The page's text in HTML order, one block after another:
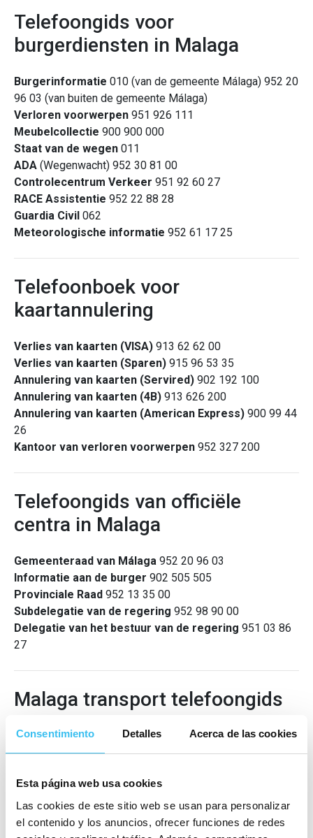
Consentimiento Detalles Acerca de las cookies
Esta página web usa cookies
Las cookies de este sitio web se usan para personalizar
el contenido y los anuncios, ofrecer funciones de redes
Telefoongids voor
burgerdiensten in Malaga
Burgerinformatie 010 (van de gemeente Málaga) 952 20
96 03 (van buiten de gemeente Málaga)
Verloren voorwerpen 951 926 111
Meubelcollectie 900 900 000
Staat van de wegen 011
ADA (Wegenwacht) 952 30 81 00
Controlecentrum Verkeer 951 92 60 27
RACE Assistentie 952 22 88 28
Guardia Civil 062
Meteorologische informatie 952 61 17 25
Telefoonboek voor
kaartannulering
Verlies van kaarten (VISA) 913 62 62 00
Verlies van kaarten (Sparen) 915 96 53 35
Annulering van kaarten (Servired) 902 192 100
Annulering van kaarten (4B) 913 626 200
Annulering van kaarten (American Express) 900 99 44
26
Kantoor van verloren voorwerpen 952 327 200
Telefoongids van officiële
centra in Malaga
Gemeenteraad van Málaga 952 20 96 03
Informatie aan de burger 902 505 505
Provinciale Raad 952 13 35 00
Subdelegatie van de regering 952 98 90 00
Delegatie van het bestuur van de regering 951 03 86
27
Malaga transport telefoongids
Malaga luchthaven
Informatie Vertrek
95 204 88 04
Informatie Aankomst T195 204 88 45